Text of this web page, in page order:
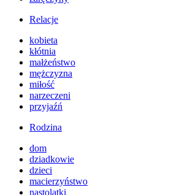
Relacje
kobieta
kłótnia
małżeństwo
mężczyzna
miłość
narzeczeni
przyjaźń
Rodzina
dom
dziadkowie
dzieci
macierzyństwo
nastolatki